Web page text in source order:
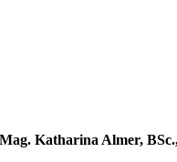
Mag. Katharina Almer,